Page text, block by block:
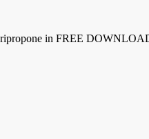
in FREE